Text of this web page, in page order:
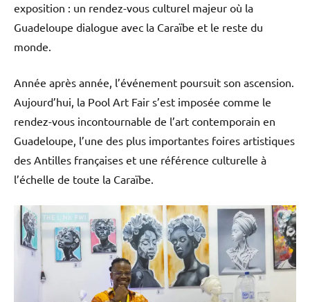
exposition : un rendez-vous culturel majeur où la
Guadeloupe dialogue avec la Caraïbe et le reste du
monde.
Année après année, l’événement poursuit son ascension.
Aujourd’hui, la Pool Art Fair s’est imposée comme le
rendez-vous incontournable de l’art contemporain en
Guadeloupe, l’une des plus importantes foires artistiques
des Antilles françaises et une référence culturelle à
l’échelle de toute la Caraïbe.